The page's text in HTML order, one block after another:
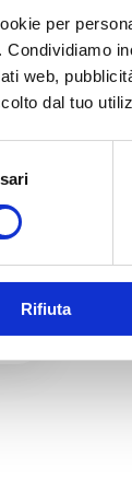
per
Condividiamo
web,
dal tuo
Rifiuta